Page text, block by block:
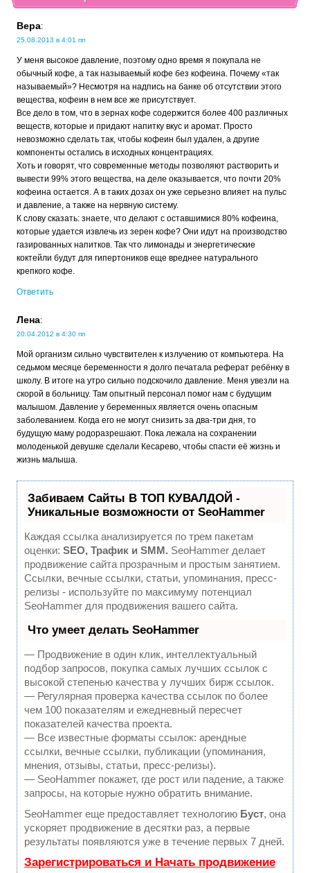
Вера:
25.08.2013 в 4:01 пп
У меня высокое давление, поэтому одно время я покупала не
обычный кофе, а так называемый кофе без кофеина. Почему «так
называемый»? Несмотря на надпись на банке об отсутствии этого
вещества, кофеин в нем все же присутствует.
Все дело в том, что в зернах кофе содержится более 400 различных
веществ, которые и придают напитку вкус и аромат. Просто
невозможно сделать так, чтобы кофеин был удален, а другие
компоненты остались в исходных концентрациях.
Хоть и говорят, что современные методы позволяют растворить и
вывести 99% этого вещества, на деле оказывается, что почти 20%
кофеина остается. А в таких дозах он уже серьезно влияет на пульс
и давление, а также на нервную систему.
К слову сказать: знаете, что делают с оставшимися 80% кофеина,
которые удается извлечь из зерен кофе? Они идут на производство
газированных напитков. Так что лимонады и энергетические
коктейли будут для гипертоников еще вреднее натурального
крепкого кофе.
Ответить
Лена:
20.04.2012 в 4:30 пп
Мой организм сильно чувствителен к излучению от компьютера. На
седьмом месяце беременности я долго печатала реферат ребёнку в
школу. В итоге на утро сильно подскочило давление. Меня увезли на
скорой в больницу. Там опытный персонал помог нам с будущим
малышом. Давление у беременных является очень опасным
заболеванием. Когда его не могут снизить за два-три дня, то
будущую маму родоразрешают. Пока лежала на сохранении
молоденькой девушке сделали Кесарево, чтобы спасти её жизнь и
жизнь малыша.
Забиваем Сайты В ТОП КУВАЛДОЙ -
Уникальные возможности от SeoHammer
Каждая ссылка анализируется по трем пакетам
оценки: SEO, Трафик и SMM. SeoHammer делает
продвижение сайта прозрачным и простым занятием.
Ссылки, вечные ссылки, статьи, упоминания, пресс-
релизы - используйте по максимуму потенциал
SeoHammer для продвижения вашего сайта.
Что умеет делать SeoHammer
— Продвижение в один клик, интеллектуальный
подбор запросов, покупка самых лучших ссылок с
высокой степенью качества у лучших бирж ссылок.
— Регулярная проверка качества ссылок по более
чем 100 показателям и ежедневный пересчет
показателей качества проекта.
— Все известные форматы ссылок: арендные
ссылки, вечные ссылки, публикации (упоминания,
мнения, отзывы, статьи, пресс-релизы).
— SeoHammer покажет, где рост или падение, а также
запросы, на которые нужно обратить внимание.
SeoHammer еще предоставляет технологию Буст, она
ускоряет продвижение в десятки раз, а первые
результаты появляются уже в течение первых 7 дней.
Зарегистрироваться и Начать продвижение